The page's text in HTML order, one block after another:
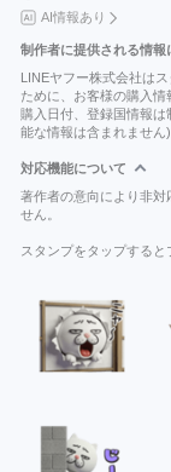
AI情報あり
制作者に提供される情報
LINEヤフー株式会社は
ために、お客様の購入情
購入日付、登録国情報
能な情報は含まれません)
対応機能について
著作者の意向により非対
せん。
スタンプをタップすると